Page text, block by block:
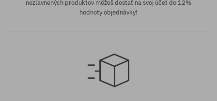
nezľavnených produktov môžeš dostať na svoj účet do 12%
hodnoty objednávky!